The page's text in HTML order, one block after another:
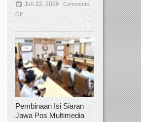
Jun 22, 2026
Comments
Off
Pembinaan Isi Siaran
Jawa Pos Multimedia